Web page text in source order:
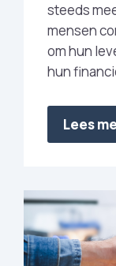
steeds
mensen
om hun
hun
Lees